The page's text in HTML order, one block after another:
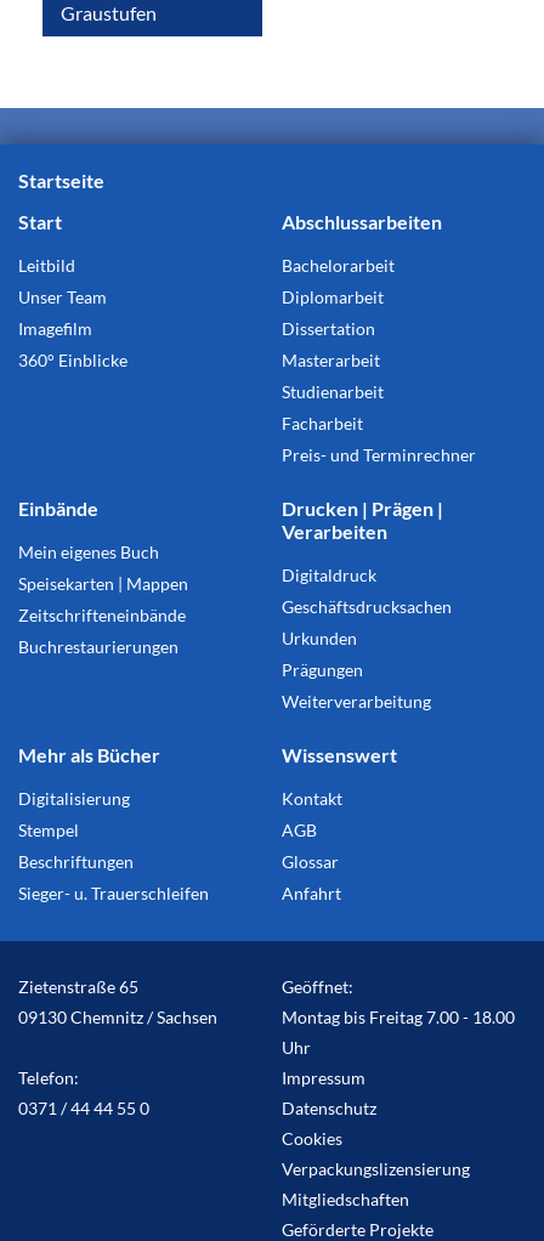
Graustufen
Startseite
Start
Leitbild
Unser Team
Imagefilm
360° Einblicke
Abschlussarbeiten
Bachelorarbeit
Diplomarbeit
Dissertation
Masterarbeit
Studienarbeit
Facharbeit
Preis- und Terminrechner
Einbände
Mein eigenes Buch
Speisekarten | Mappen
Zeitschrifteneinbände
Buchrestaurierungen
Drucken | Prägen |
Verarbeiten
Digitaldruck
Geschäftsdrucksachen
Urkunden
Prägungen
Weiterverarbeitung
Mehr als Bücher
Digitalisierung
Stempel
Beschriftungen
Sieger- u. Trauerschleifen
Wissenswert
Kontakt
AGB
Glossar
Anfahrt
Zietenstraße 65
09130 Chemnitz / Sachsen
Geöffnet:
Montag bis Freitag7.00 - 18.00
Uhr
Telefon:
0371 / 44 44 55 0
Impressum
Datenschutz
Cookies
Verpackungslizensierung
Mitgliedschaften
Geförderte Projekte